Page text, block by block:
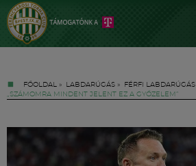
FŐOLDAL » LABDARÚGÁS » FÉRFI LABDARÚGÁS
„SZÁMOMRA MINDENT JELENT EZ A GYŐZELEM”